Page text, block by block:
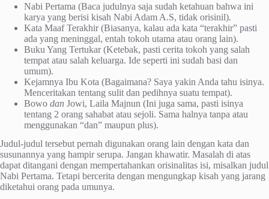
Nabi Pertama (Baca judulnya saja sudah ketahuan bahwa ini
karya yang berisi kisah Nabi Adam A.S, tidak orisinil).
Kata Maaf Terakhir (Biasanya, kalau ada kata “terakhir” pasti
ada yang meninggal, entah tokoh utama atau orang lain).
Buku Yang Tertukar (Ketebak, pasti cerita tokoh yang salah
tempat atau salah keluarga. Ide seperti ini sudah basi dan
umum).
Kejamnya Ibu Kota (Bagaimana? Saya yakin Anda tahu isinya.
Menceritakan tentang sulit dan pedihnya suatu tempat).
Bowo dan Jowi, Laila Majnun (Ini juga sama, pasti isinya
tentang 2 orang sahabat atau sejoli. Sama halnya tanpa atau
menggunakan “dan” maupun plus).
Judul-judul tersebut pernah digunakan orang lain dengan kata dan
susunannya yang hampir serupa. Jangan khawatir. Masalah di atas
dapat ditangani dengan mempertahankan orisinalitas isi, misalkan judul
Nabi Pertama. Tetapi bercerita dengan mengungkap kisah yang jarang
diketahui orang pada umunya.